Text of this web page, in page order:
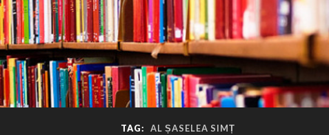
TAG: AL ȘASELEA SIMȚ